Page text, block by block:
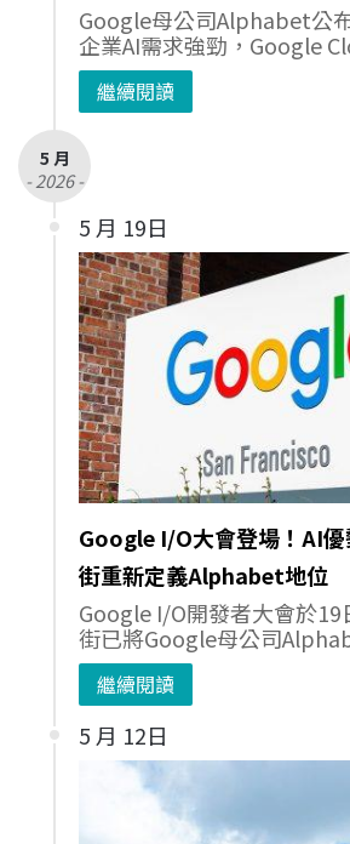
Google母公司Alphabet公
企業AI需求強勁，Google
繼續閱讀
5 月
- 2026 -
5 月 19日
Google I/O大會登場！AI
街重新定義Alphabet地位
Google I/O開發者大會於19
街已將Google母公司
繼續閱讀
5 月 12日